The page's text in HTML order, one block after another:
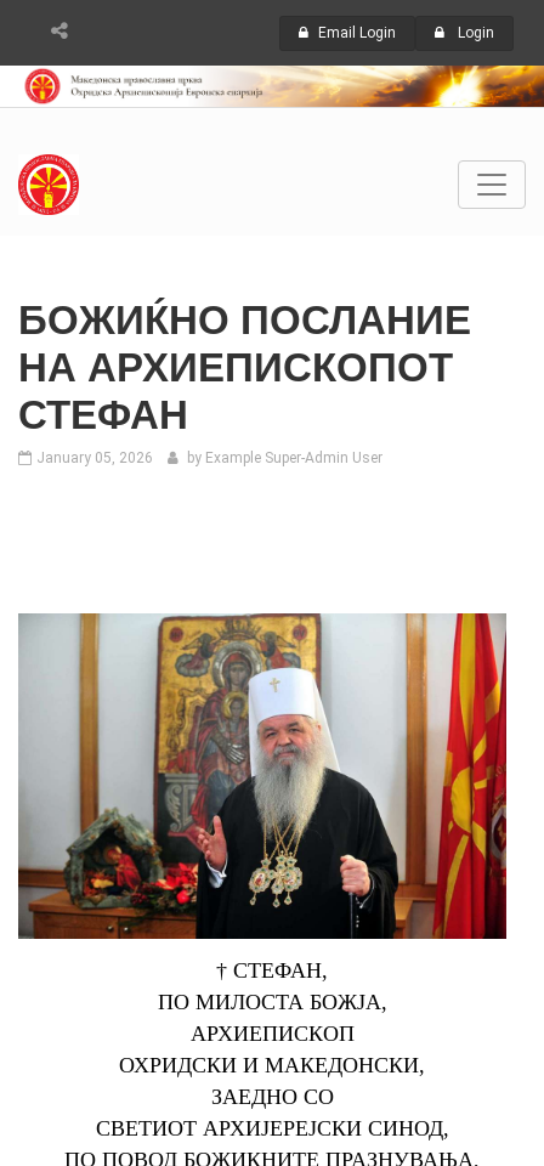
Email Login Login
БОЖИЌНО ПОСЛАНИЕ
НА АРХИЕПИСКОПОТ
СТЕФАН
January 05, 2026 by Example Super-Admin User
† СТЕФАН,
ПО МИЛОСТА БОЖЈА,
АРХИЕПИСКОП
ОХРИДСКИ И МАКЕДОНСКИ,
ЗАЕДНО СО
СВЕТИОТ АРХИЈЕРЕЈСКИ СИНОД,
ПО ПОВОД БОЖИКНИТЕ ПРАЗНУВАЊА,